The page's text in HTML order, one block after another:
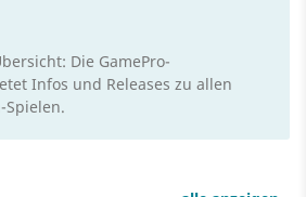
Die GamePro-
Infos und Releases zu allen
Spielen.